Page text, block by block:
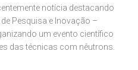
notícia destacando
Pesquisa e Inovação –
um evento científico
das técnicas com nêutrons.